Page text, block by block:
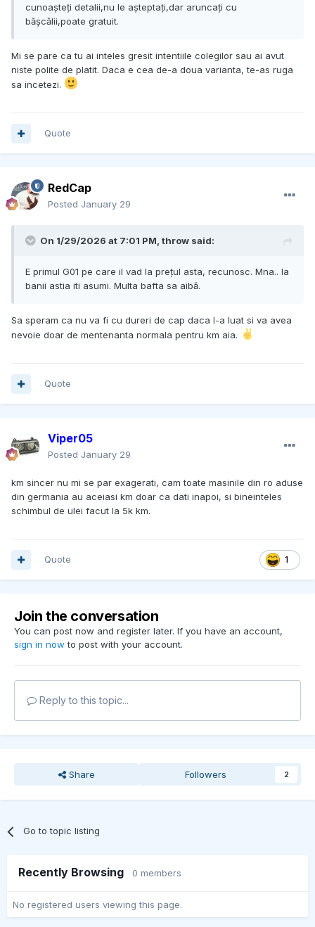
cunoașteți detalii,nu le așteptați,dar aruncați cu
bășcălii,poate gratuit.
Mi se pare ca tu ai inteles gresit intentiile colegilor sau ai avut
niste polite de platit. Daca e cea de-a doua varianta, te-as ruga
sa incetezi.
Quote
RedCap
Posted January 29
On 1/29/2026 at 7:01 PM, throw said:
E primul G01 pe care il vad la prețul asta, recunosc. Mna.. la
banii astia iti asumi. Multa bafta sa aibă.
Sa speram ca nu va fi cu dureri de cap daca l-a luat si va avea
nevoie doar de mentenanta normala pentru km aia.
Quote
Viper05
Posted January 29
km sincer nu mi se par exagerati, cam toate masinile din ro aduse
din germania au aceiasi km doar ca dati inapoi, si bineinteles
schimbul de ulei facut la 5k km.
1
Quote
Join the conversation
You can post now and register later. If you have an account,
sign in now to post with your account.
Reply to this topic...
Share Followers 2
Go to topic listing
Recently Browsing 0 members
No registered users viewing this page.